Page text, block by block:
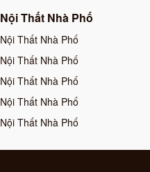
Nội Thất Nhà Phố
Nội Thất Nhà Phố
Nội Thất Nhà Phố
Nội Thất Nhà Phố
Nội Thất Nhà Phố
Nội Thất Nhà Phố